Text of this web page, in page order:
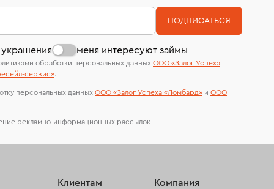
На особо ценные изделия получены
сертификаты МГУ и других геммологических
лабораторий
меня интересуют займы
ПОДПИСАТЬСЯ
обработки персональных данных ООО «Залог Успеха
сервиc».
персональных данных ООО «Залог Успеха «Ломбард» и ООО
рекламно-информационных рассылок
Клиентам Компания